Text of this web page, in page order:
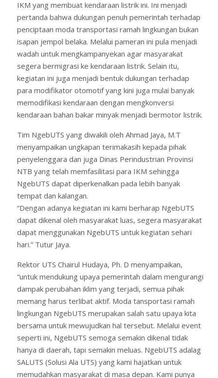
IKM yang membuat kendaraan listrik ini. Ini menjadi
pertanda bahwa dukungan penuh pemerintah terhadap
penciptaan moda transportasi ramah lingkungan bukan
isapan jempol belaka. Melalui pameran ini pula menjadi
wadah untuk mengkampanyekan agar masyarakat
segera bermigrasi ke kendaraan listrik. Selain itu,
kegiatan ini juga menjadi bentuk dukungan terhadap
para modifikator otomotif yang kini juga mulai banyak
memodifikasi kendaraan dengan mengkonversi
kendaraan bahan bakar minyak menjadi bermotor listrik.
Tim NgebUTS yang diwakili oleh Ahmad Jaya, M.T
menyampaikan ungkapan terimakasih kepada pihak
penyelenggara dan juga Dinas Perindustrian Provinsi
NTB yang telah memfasilitasi para IKM sehingga
NgebUTS dapat diperkenalkan pada lebih banyak
tempat dan kalangan.
“Dengan adanya kegiatan ini kami berharap NgebUTS
dapat dikenal oleh masyarakat luas, segera masyarakat
dapat menggunakan NgebUTS untuk kegiatan sehari
hari.” Tutur Jaya.
Rektor UTS Chairul Hudaya, Ph. D menyampaikan,
“untuk mendukung upaya pemerintah dalam mengurangi
dampak perubahan iklim yang terjadi, semua pihak
memang harus terlibat aktif. Moda tansportasi ramah
lingkungan NgebUTS merupakan salah satu upaya kita
bersama untuk mewujudkan hal tersebut. Melalui event
seperti ini, NgebUTS semoga semakin dikenal tidak
hanya di daerah, tapi semakin meluas. NgebUTS adalag
SALUTS (Solusi Ala UTS) yang kami hajatkan untuk
memudahkan masyarakat di masa depan. Kami punya